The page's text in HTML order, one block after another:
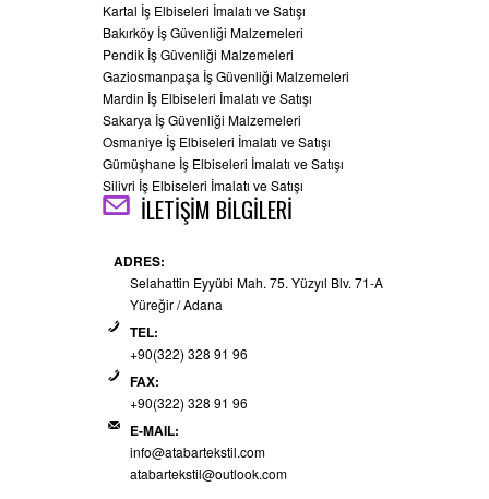
Kartal İş Elbiseleri İmalatı ve Satışı
Bakırköy İş Güvenliği Malzemeleri
Pendik İş Güvenliği Malzemeleri
Gaziosmanpaşa İş Güvenliği Malzemeleri
Mardin İş Elbiseleri İmalatı ve Satışı
Sakarya İş Güvenliği Malzemeleri
Osmaniye İş Elbiseleri İmalatı ve Satışı
Gümüşhane İş Elbiseleri İmalatı ve Satışı
Silivri İş Elbiseleri İmalatı ve Satışı
İLETİŞİM BİLGİLERİ
ADRES:
Selahattin Eyyübi Mah. 75. Yüzyıl Blv. 71-A
Yüreğir / Adana
TEL:
+90(322) 328 91 96
FAX:
+90(322) 328 91 96
E-MAIL:
info@atabartekstil.com
atabartekstil@outlook.com